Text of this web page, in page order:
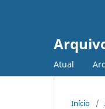
Atual
Início /